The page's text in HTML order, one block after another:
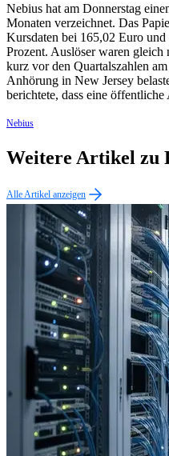
Nebius hat am Donnerstag
Monaten verzeichnet. Das
Kursdaten bei 165,02 Euro
Prozent. Auslöser waren gleich
kurz vor den Quartalszahlen
Anhörung in New Jersey
berichtete, dass eine
Nebius
Weitere Artikel zu
Alle Artikel anzeigen